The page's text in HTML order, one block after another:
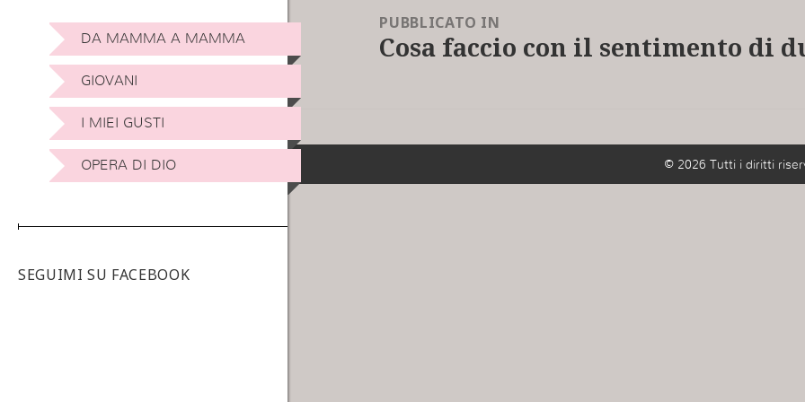
DA MAMMA A MAMMA
GIOVANI
I MIEI GUSTI
OPERA DI DIO
SEGUIMI SU FACEBOOK
PUBBLICATO IN
Cosa faccio con il sentimento di
© 2026 Tutti i diritti